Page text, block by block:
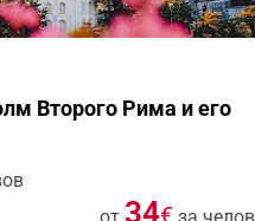
Стамбул, европейская
5
7 часов